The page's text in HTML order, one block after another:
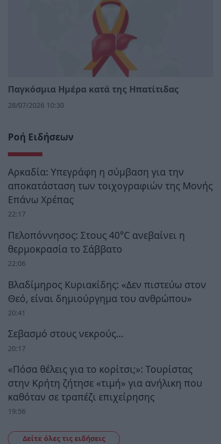
Παγκόσμια Ημέρα κατά της Ηπατίτιδας
28/07/2026 10:30
Ροή Ειδήσεων
Αρκαδία: Υπεγράφη η σύμβαση για την
αποκατάσταση των τοιχογραφιών της Μονής
Επάνω Χρέπας
22:17
Πελοπόννησος: Στους 40°C ανεβαίνει η
θερμοκρασία το Σάββατο
22:06
Βλαδίμηρος Κυριακίδης: «Δεν πιστεύω στον
Θεό, είναι δημιούργημα του ανθρώπου»
20:41
Σεβασμό στους νεκρούς…
20:17
«Πόσα θέλεις για το κορίτσι;»: Τουρίστας
στην Κρήτη ζήτησε «τιμή» για ανήλικη που
καθόταν σε τραπέζι επιχείρησης
19:56
Δείτε όλες τις ειδήσεις